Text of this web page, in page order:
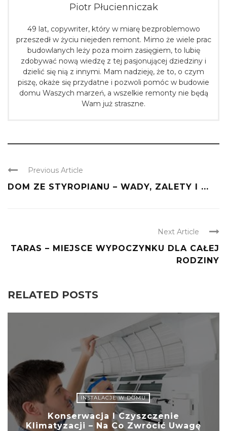
Piotr Płucienniczak
49 lat, copywriter, który w miarę bezproblemowo
przeszedł w życiu niejeden remont. Mimo że wiele prac
budowlanych leży poza moim zasięgiem, to lubię
zdobywać nową wiedzę z tej pasjonującej dziedziny i
dzielić się nią z innymi. Mam nadzieję, że to, o czym
piszę, okaże się przydatne i pozwoli pomóc w budowie
domu Waszych marzeń, a wszelkie remonty nie będą
Wam już straszne.
Previous Article
DOM ZE STYROPIANU – WADY, ZALETY I ...
Next Article
TARAS – MIEJSCE WYPOCZYNKU DLA CAŁEJ
RODZINY
RELATED POSTS
INSTALACJE W DOMU
Konserwacja I Czyszczenie
Klimatyzacji – Na Co Zwrócić Uwagę